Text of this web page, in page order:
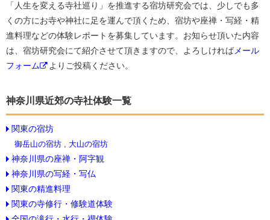
「人生を変える寺社巡り」を推進する宿坊研究会では、少しでも多
くの方にお寺や神社に足を運んで頂くため、宿坊や座禅・写経・精
進料理などの体験レポートを募集しています。お知らせ頂いた内容
は、宿坊研究会にて紹介させて頂きますので、よろしければメール
フォーム
よりご投稿ください。
神奈川県近郊の寺社体験一覧
関東の宿坊
御岳山の宿坊 , 大山の宿坊
神奈川県の座禅・阿字観
神奈川県の写経・写仏
関東の精進料理
関東の寺修行・修験道体験